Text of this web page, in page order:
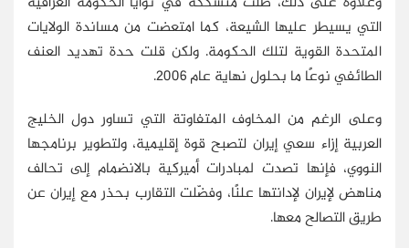
التي يسيطر عليها الشيعة، كما امتعضت من مساندة الولايات
المتحدة القوية لتلك الحكومة. ولكن قلت حدة تهديد العنف
الطائفي نوعًا ما بحلول نهاية عام 2006.
وعلى الرغم من المخاوف المتفاوتة التي تساور دول الخليج
العربية إزاء سعي إيران لتصبح قوة إقليمية، ولتطوير برنامجها
النووي، فإنها تصدت لمبادرات أميركية بالانضمام إلى تحالف
مناهض لإيران لإدانتها علنًا، وفضّلت التقارب بحذر مع إيران عن
طريق التصالح معها.